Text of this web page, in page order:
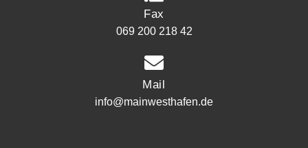
Fax
069 200 218 42
Mail
info@mainwesthafen.de